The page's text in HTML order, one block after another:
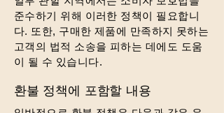
준수하기 위해 이러한 정책이 필요합니
다. 또한, 구매한 제품에 만족하지 못하는
고객의 법적 소송을 피하는 데에도 도움
이 될 수 있습니다.
환불 정책에 포함할 내용